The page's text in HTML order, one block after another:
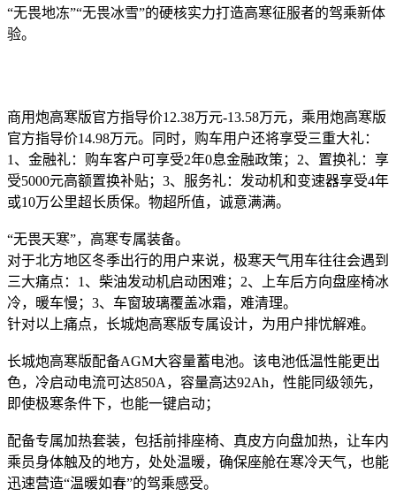
“无畏地冻”“无畏冰雪”的硬核实力打造高寒征服者的驾乘新体
验。
商用炮高寒版官方指导价12.38万元-13.58万元，乘用炮高寒版
官方指导价14.98万元。同时，购车用户还将享受三重大礼：
1、金融礼：购车客户可享受2年0息金融政策；2、置换礼：享
受5000元高额置换补贴；3、服务礼：发动机和变速器享受4年
或10万公里超长质保。物超所值，诚意满满。
“无畏天寒”，高寒专属装备。
对于北方地区冬季出行的用户来说，极寒天气用车往往会遇到
三大痛点：1、柴油发动机启动困难；2、上车后方向盘座椅冰
冷，暖车慢；3、车窗玻璃覆盖冰霜，难清理。
针对以上痛点，长城炮高寒版专属设计，为用户排忧解难。
长城炮高寒版配备AGM大容量蓄电池。该电池低温性能更出
色，冷启动电流可达850A，容量高达92Ah，性能同级领先，
即使极寒条件下，也能一键启动；
配备专属加热套装，包括前排座椅、真皮方向盘加热，让车内
乘员身体触及的地方，处处温暖，确保座舱在寒冷天气，也能
迅速营造“温暖如春”的驾乘感受。